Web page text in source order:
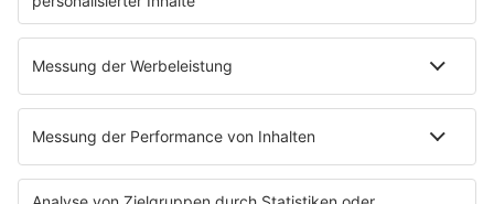
Peters Pop Stories
News
Songsuche
Voting